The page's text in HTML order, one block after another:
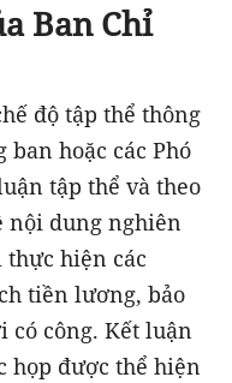
Ban Chỉ
độ tập thể thông
ban hoặc các Phó
tập thể và theo
nội dung nghiên
hiện các
tiền lương, bảo
có công. Kết luận
họp được thể hiện